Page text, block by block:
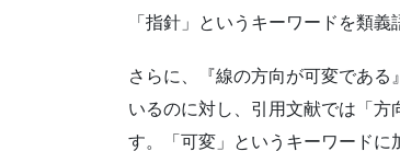
「指針」というキーワードを類
さらに、『線の方向が可変であ
いるのに対し、引用文献では「方
す。「可変」というキーワード